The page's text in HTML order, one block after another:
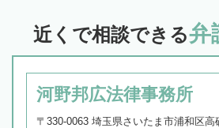
近くで相談できる弁
河野邦広法律事務所
〒330-0063 埼玉県さいたま市浦和区高